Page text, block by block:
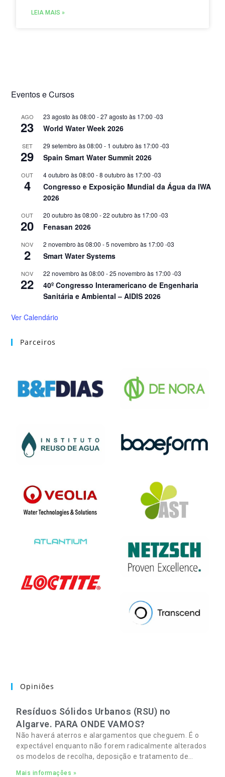
do nível do reservatório da Carvalheira,
LEIA MAIS »
Eventos e Cursos
AGO
23
23 agosto às 08:00 -27 agosto às 17:00 -03
World Water Week 2026
SET
29
29 setembro às 08:00 - 1 outubro às 17:00 -03
Spain Smart Water Summit 2026
OUT
4
4 outubro às 08:00 -8 outubro às 17:00 -03
Congresso e Exposição Mundial da Água da IWA
2026
OUT
20
20 outubro às 08:00 -22 outubro às 17:00 -03
Fenasan 2026
NOV
2
2 novembro às 08:00 -5 novembro às 17:00 -03
Smart Water Systems
NOV
22
22 novembro às 08:00 -25 novembro às 17:00 -03
40º Congresso Interamericano de Engenharia
Sanitária e Ambiental – AIDIS 2026
Ver Calendário
Parceiros
Opiniões
Resíduos Sólidos Urbanos (RSU) no
Algarve. PARA ONDE VAMOS?
Não haverá aterros e alargamentos que cheguem. É o
expectável enquanto não forem radicalmente alterados
os modelos de recolha, deposição e tratamento de
Mais informações »